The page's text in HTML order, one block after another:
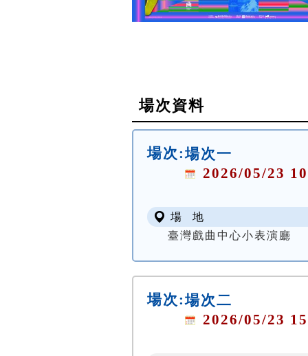
場次資料
場次:場次一
2026/05/23
場 地
臺灣戲曲中心小表演廳
場次:場次二
2026/05/23